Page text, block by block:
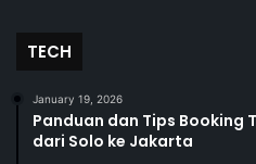
TECH
January 19, 2026
Panduan dan Tips Booking
dari Solo ke Jakarta